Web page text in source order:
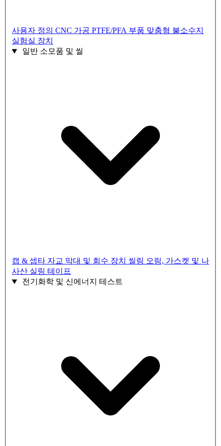
사용자 정의 CNC 가공 PTFE/PFA 부품 맞춤형 불소수지
실험실 장치
일반 소모품 및 씰
캡 & 셉타 자교 막대 및 회수 장치 씰링 오링, 가스켓 및 나
사산 실링 테이프
전기화학 및 신에너지 테스트